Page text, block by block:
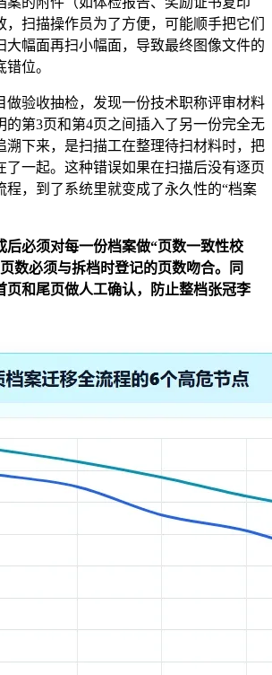
扫描操作员为了方便，可能顺手把它们
大幅面再扫小幅面，导致最终图像文件的
位。
做验收抽检，发现一份技术职称评审材料
的第3页和第4页之间插入了另一份完全无
溯下来，是扫描工在整理待扫材料时，把
了一起。这种错误如果在扫描后没有逐页
程，到了系统里就变成了永久性的“档案
后必须对每一份档案做“页数一致性校
数必须与拆档时登记的页数吻合。同
页和尾页做人工确认，防止整档张冠李